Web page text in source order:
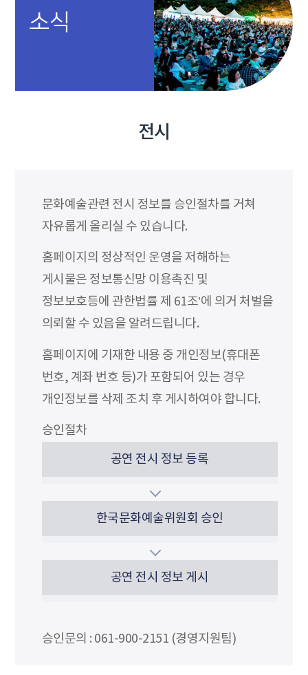
소식
전시
문화예술관련 전시 정보를 승인절차를 거쳐
자유롭게 올리실 수 있습니다.
홈페이지의 정상적인 운영을 저해하는
게시물은 정보통신망 이용촉진 및
정보보호등에 관한법률 제 61조’에 의거 처벌을
의뢰할 수 있음을 알려드립니다.
홈페이지에 기재한 내용 중 개인정보(휴대폰
번호, 계좌 번호 등)가 포함되어 있는 경우
개인정보를 삭제 조치 후 게시하여야 합니다.
승인절차
공연 전시 정보 등록
한국문화예술위원회 승인
공연 전시 정보 게시
승인문의 : 061-900-2151 (경영지원팀)